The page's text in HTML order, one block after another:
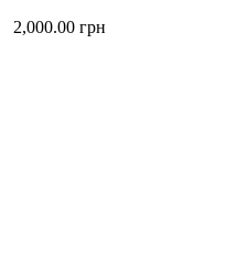
2,000.00 грн